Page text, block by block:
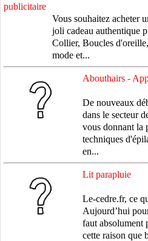
Vous souhaitez acheter
joli cadeau authentique
Collier, Boucles
mode et...
Abouthairs -
De nouveaux
dans le secteur
vous donnant la
techniques
en...
Lit parapluie
Le-cedre.fr, ce
Aujourd’hui
faut absolument
cette raison que